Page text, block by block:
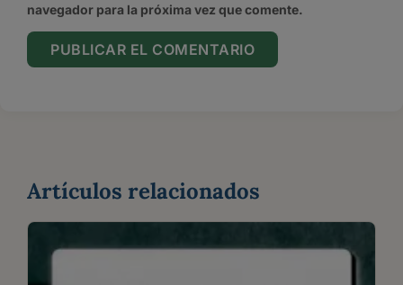
navegador para la próxima vez que comente.
Artículos relacionados